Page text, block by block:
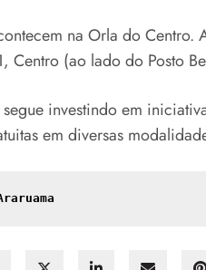
na Orla do
Centro (ao lado do Posto
investindo em
em diversas